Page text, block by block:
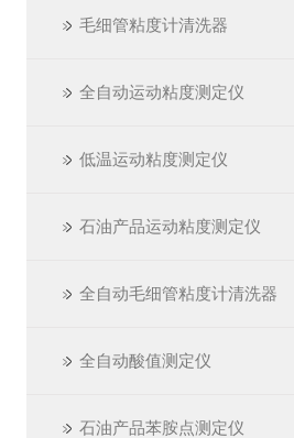
毛细管粘度计清洗器
全自动运动粘度测定仪
低温运动粘度测定仪
石油产品运动粘度测定仪
全自动毛细管粘度计清洗器
全自动酸值测定仪
石油产品苯胺点测定仪